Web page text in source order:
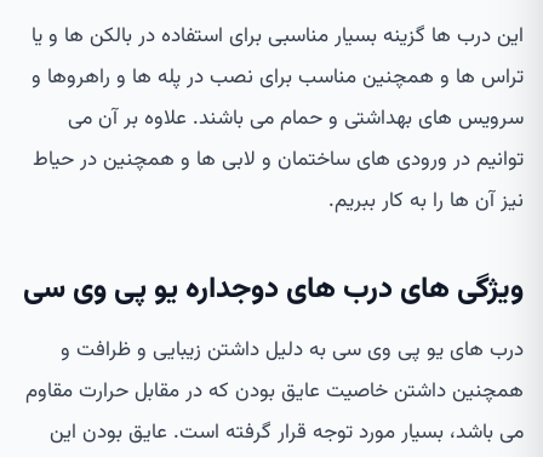
این درب ها گزینه بسیار مناسبی برای استفاده در بالکن ها و یا
تراس ها و همچنین مناسب برای نصب در پله ها و راهروها و
سرویس های بهداشتی و حمام می باشند. علاوه بر آن می
توانیم در ورودی های ساختمان و لابی ها و همچنین در حیاط
نیز آن ها را به کار ببریم.
ویژگی های درب های دوجداره یو پی وی سی
درب های یو پی وی سی به دلیل داشتن زیبایی و ظرافت و
همچنین داشتن خاصیت عایق بودن که در مقابل حرارت مقاوم
می باشد، بسیار مورد توجه قرار گرفته است. عایق بودن این